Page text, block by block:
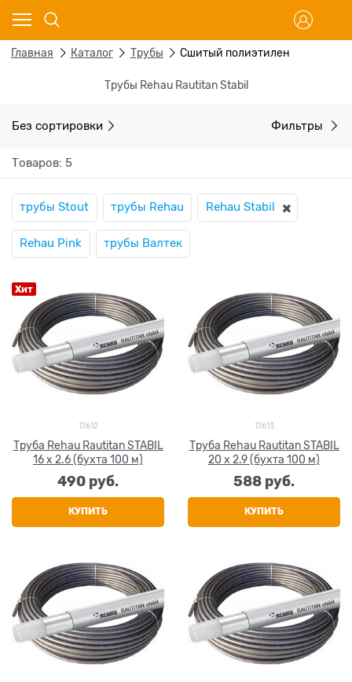
Главная Каталог Трубы Сшитый полиэтилен
Трубы Rehau Rautitan Stabil
Без сортировки Фильтры
Товаров: 5
трубы Stout трубы Rehau Rehau Stabil
Rehau Pink трубы Валтек
Хит
17612
Труба Rehau Rautitan STABIL
16 х 2.6 (бухта 100 м)
490 руб.
КУПИТЬ
17613
Труба Rehau Rautitan STABIL
20 x 2.9 (бухта 100 м)
588 руб.
КУПИТЬ